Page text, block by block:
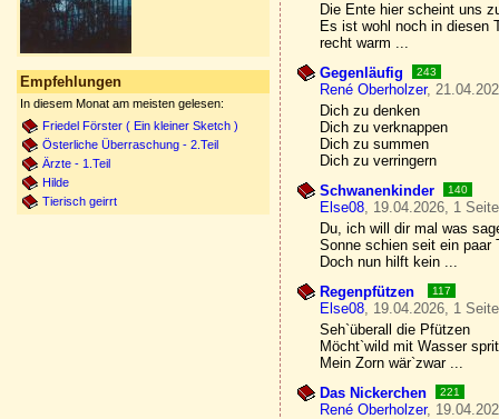
Empfehlungen
In diesem Monat am meisten gelesen:
Friedel Förster ( Ein kleiner Sketch )
Österliche Überraschung - 2.Teil
Ärzte - 1.Teil
Hilde
Tierisch geirrt
Die Ente hier scheint uns
Es ist wohl noch in diesen
recht warm ...
Gegenläufig
243
René Oberholzer,
Dich zu denken
Dich zu verknappen
Dich zu summen
Dich zu verringern
Schwanenkinder
140
Else08, 19.04.2026, 1
Du, ich will dir mal was
Sonne schien seit ein paar
Doch nun hilft kein ...
Regenpfützen
117
Else08, 19.04.2026, 1
Seh`überall die Pfützen
Möcht`wild mit Wasser
Mein Zorn wär`zwar ...
Das Nickerchen
221
René Oberholzer,